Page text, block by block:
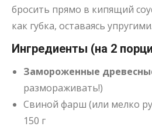
бросить прямо в кипящий
как губка, оставаясь упругими.
Ингредиенты (на 2
Замороженные
размораживать!)
Свиной фарш (или мелко
150 г